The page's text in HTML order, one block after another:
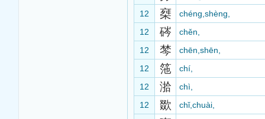
12
椉
chéng,shèng,
12
硶
chěn,
12
棽
chēn,shēn,
12
筂
chí,
12
湁
chì,
12
欼
chǐ,chuài,